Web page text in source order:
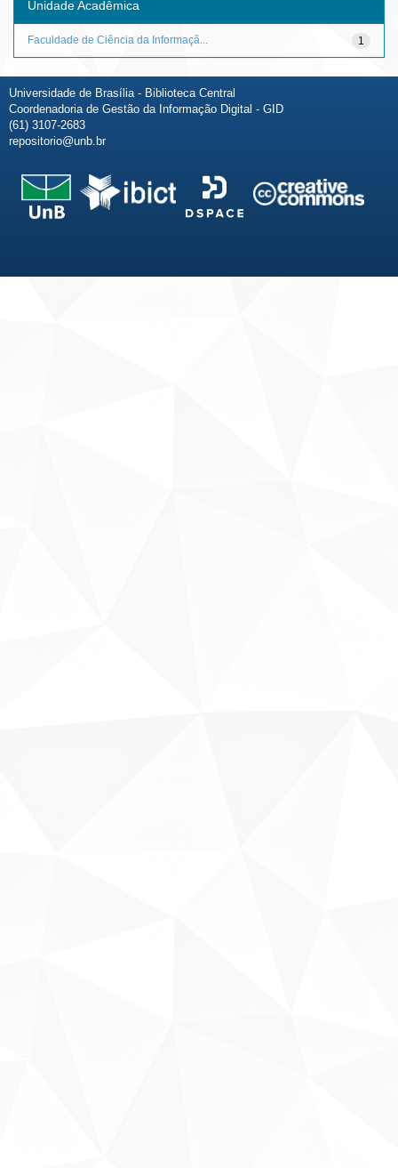
Unidade Acadêmica
1
Faculdade de Ciência da Informaçã...
Universidade de Brasília - Biblioteca Central
Coordenadoria de Gestão da Informação Digital - GID
(61) 3107-2683
repositorio@unb.br